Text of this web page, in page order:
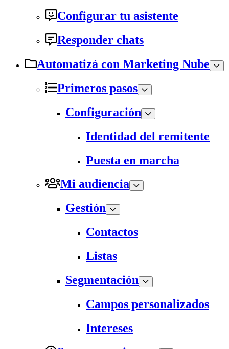
Configurar tu asistente
Responder chats
Automatizá con Marketing Nube
Primeros pasos
Configuración
Identidad del remitente
Puesta en marcha
Mi audiencia
Gestión
Contactos
Listas
Segmentación
Campos personalizados
Intereses